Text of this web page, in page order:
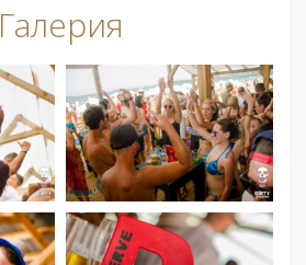
Галерия